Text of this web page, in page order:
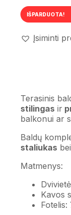
IŠPARDUOTA!
Įsiminti
Terasinis
stilingasir
balkonui ar
Baldų
staliukasbei
Matmenys:
Kavos
Fotelis: